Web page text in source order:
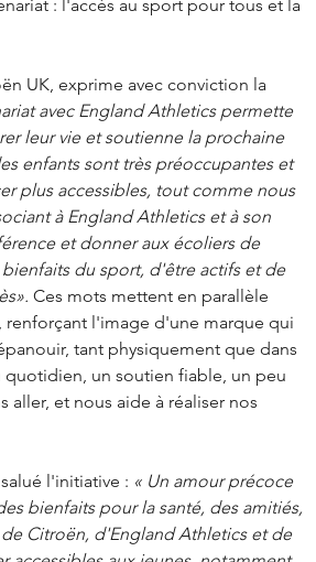
: l'accès au sport pour tous et la
UK, exprime avec conviction la
avec England Athletics permette
leur vie et soutienne la prochaine
enfants sont très préoccupantes et
plus accessibles, tout comme nous
à England Athletics et à son
et donner aux écoliers de
du sport, d'être actifs et de
Ces mots mettent en parallèle
renforçant l'image d'une marque qui
tant physiquement que dans
un soutien fiable, un peu
et nous aide à réaliser nos
l'initiative : « Un amour précoce
bienfaits pour la santé, des amitiés,
Citroën, d'England Athletics et de